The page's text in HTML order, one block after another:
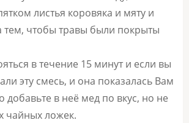
листья коровяка и мяту и
тем, чтобы травы были покрыты
в течение 15 минут и если вы
эту смесь, и она показалась Вам
добавьте в неё мед по вкус, но не
чайных ложек.